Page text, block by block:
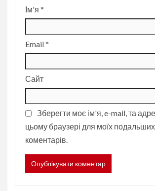
Ім'я *
Email*
Сайт
Зберегти моє ім'я, e-mail, та
цьому браузері для моїх подальших
коментарів.